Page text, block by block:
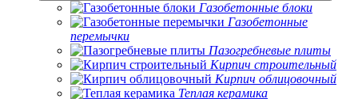
Газобетонные блоки
Газобетонные
перемычки
Пазогребневые плиты
Кирпич строительный
Кирпич облицовочный
Теплая керамика